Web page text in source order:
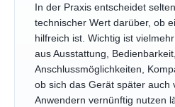
In der Praxis entscheidet
technischer Wert darüber, ob
hilfreich ist. Wichtig ist
aus Ausstattung, Bedienbarkeit,
Anschlussmöglichkeiten,
ob sich das Gerät später auch
Anwendern vernünftig nutzen